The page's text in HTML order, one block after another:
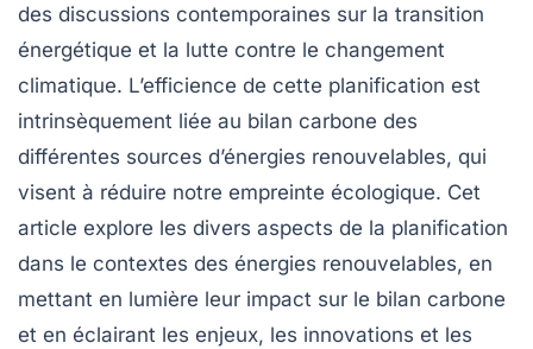
des discussions contemporaines sur la transition
énergétique et la lutte contre le changement
climatique. L’efficience de cette planification est
intrinsèquement liée au bilan carbone des
différentes sources d’énergies renouvelables, qui
visent à réduire notre empreinte écologique. Cet
article explore les divers aspects de la planification
dans le contextes des énergies renouvelables, en
mettant en lumière leur impact sur le bilan carbone
et en éclairant les enjeux, les innovations et les